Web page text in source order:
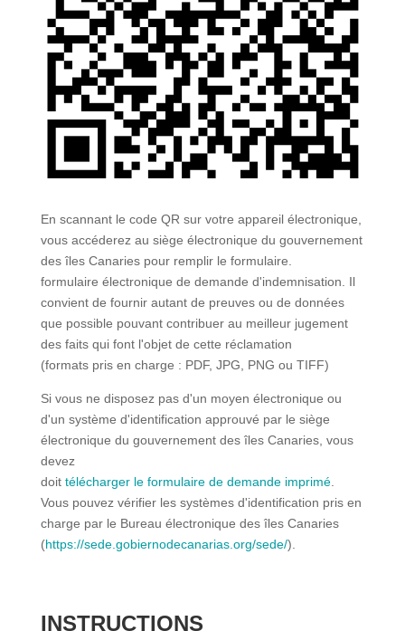
En scannant le code QR sur votre appareil électronique,
vous accéderez au siège électronique du gouvernement
des îles Canaries pour remplir le formulaire.
formulaire électronique de demande d'indemnisation. Il
convient de fournir autant de preuves ou de données
que possible pouvant contribuer au meilleur jugement
des faits qui font l'objet de cette réclamation
(formats pris en charge : PDF, JPG, PNG ou TIFF)
Si vous ne disposez pas d'un moyen électronique ou
d'un système d'identification approuvé par le siège
électronique du gouvernement des îles Canaries, vous
devez
doit télécharger le formulaire de demande imprimé.
Vous pouvez vérifier les systèmes d'identification pris en
charge par le Bureau électronique des îles Canaries
(https://sede.gobiernodecanarias.org/sede/).
INSTRUCTIONS